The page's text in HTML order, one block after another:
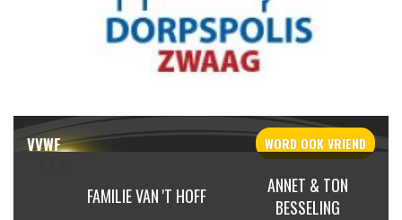
VVWF WORD OOKVRIEND
FAMILIE VAN 'T HOFF
ANNET & TON
BESSELING